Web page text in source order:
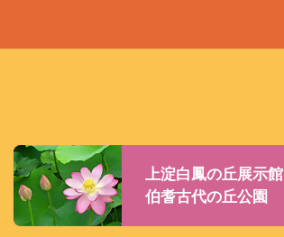
上淀白鳳の丘展示館
伯耆古代の丘公園